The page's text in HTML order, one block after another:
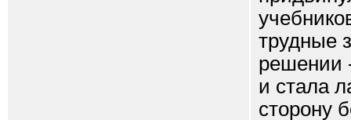
трудные
решении
и стала
сторону